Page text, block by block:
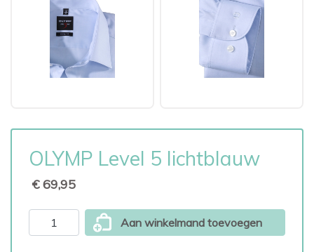
OLYMP Level 5 lichtblauw
€ 69,95
Aan winkelmand toevoegen